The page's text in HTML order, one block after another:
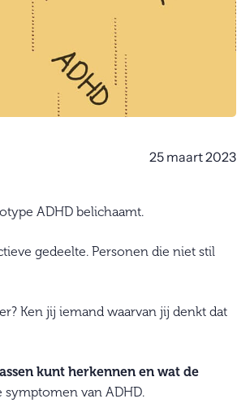
25 maart 2023
ADHD belichaamt.
gedeelte. Personen die niet stil
Ken jij iemand waarvan jij denkt dat
kunt herkennen en wat de
symptomen van ADHD.